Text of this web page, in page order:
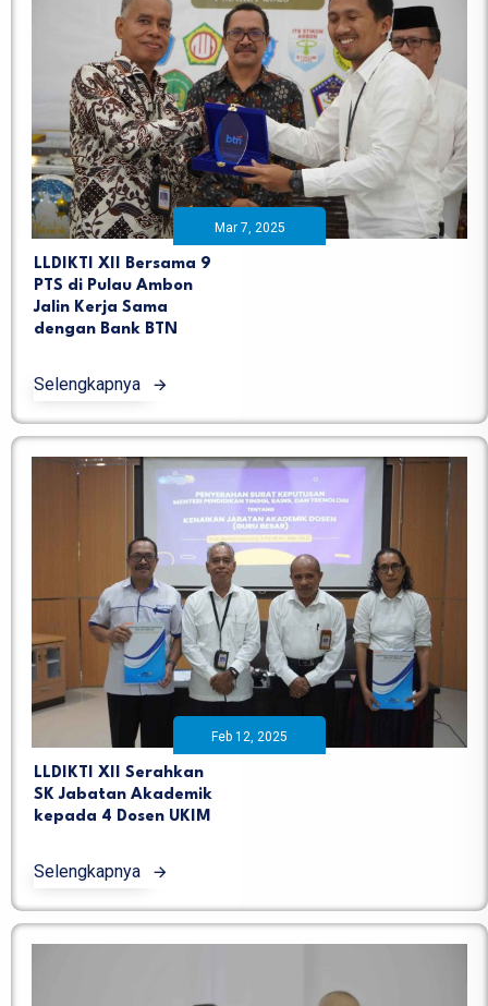
Mar 7, 2025
LLDIKTI XII Bersama 9
PTS di Pulau Ambon
Jalin Kerja Sama
dengan Bank BTN
Selengkapnya
Feb 12, 2025
LLDIKTI XII Serahkan
SK Jabatan Akademik
kepada 4 Dosen UKIM
Selengkapnya